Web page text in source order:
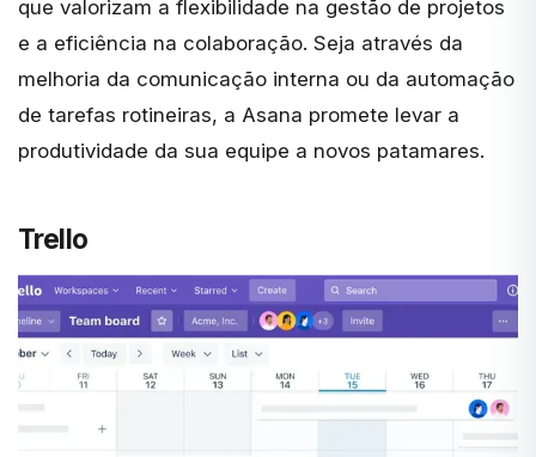
que valorizam a flexibilidade na gestão de projetos
e a eficiência na colaboração. Seja através da
melhoria da comunicação interna ou da automação
de tarefas rotineiras, a Asana promete levar a
produtividade da sua equipe a novos patamares.
Trello